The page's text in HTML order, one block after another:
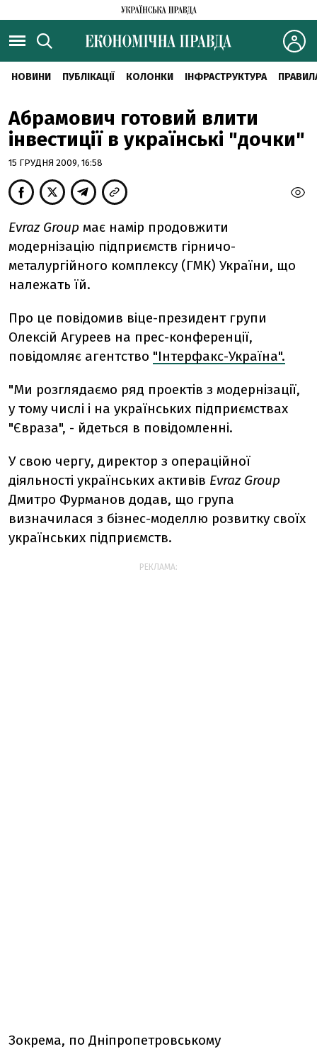
НОВИНИ ПУБЛІКАЦІЇ КОЛОНКИ ІНФРАСТРУКТУРА
Абрамович готовий влити
інвестиції в українські "дочки"
15 ГРУДНЯ 2009, 16:58
Evraz Group має намір продовжити
модернізацію підприємств гірничо-
металургійного комплексу (ГМК) України, що
належать їй.
Про це повідомив віце-президент групи
Олексій Агуреев на прес-конференції,
повідомляє агентство "Інтерфакс-Україна".
"Ми розглядаємо ряд проектів з модернізації,
у тому числі і на українських підприємствах
"Євраза", - йдеться в повідомленні.
У свою чергу, директор з операційної
діяльності українських активів Evraz Group
Дмитро Фурманов додав, що група
визначилася з бізнес-моделлю розвитку своїх
українських підприємств.
РЕКЛАМА:
Зокрема, по Дніпропетровському